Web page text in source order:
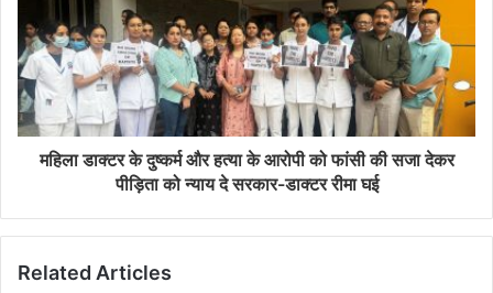
महिला डाक्टर के दुष्कर्म और हत्या के आरोपी को फांसी की सजा देकर
पीड़िता को न्याय दे सरकार-डाक्टर रीमा घई
Related Articles